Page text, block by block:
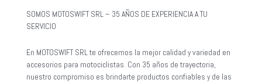
SOMOS MOTOSWIFT SRL – 35 AÑOS DE EXPERIENCIA A TU
SERVICIO
En MOTOSWIFT SRL te ofrecemos la mejor calidad y variedad en
accesorios para motociclistas. Con 35 años de trayectoria,
nuestro compromiso es brindarte productos confiables y de las